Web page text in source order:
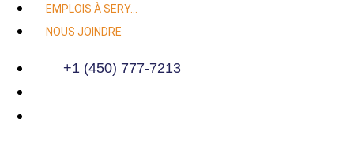
EMPLOIS À SERY…
NOUS JOINDRE
+1 (450) 777-7213